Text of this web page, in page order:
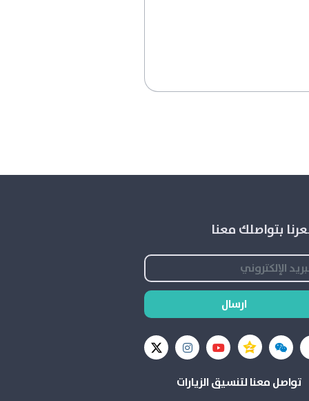
بتواصلك معنا
ارسال
تواصل معنا لتنسيق الزيارات